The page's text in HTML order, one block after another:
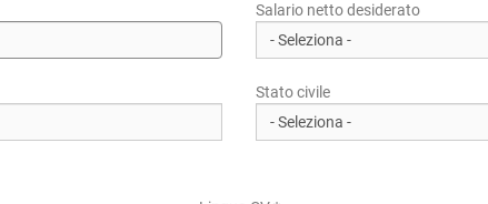
Salario netto desiderato
Stato civile